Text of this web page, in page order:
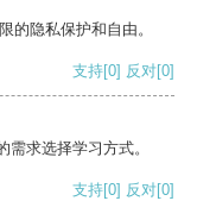
的隐私保护和自由。
支持[0] 反对[0]
求选择学习方式。
支持[0] 反对[0]